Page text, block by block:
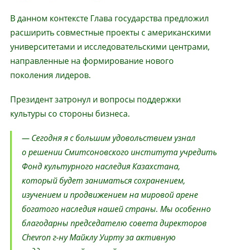
В данном контексте Глава государства предложил
расширить совместные проекты с американскими
университетами и исследовательскими центрами,
направленные на формирование нового
поколения лидеров.
Президент затронул и вопросы поддержки
культуры со стороны бизнеса.
— Сегодня я с большим удовольствием узнал
о решении Смитсоновского института учредить
Фонд культурного наследия Казахстана,
который будет заниматься сохранением,
изучением и продвижением на мировой арене
богатого наследия нашей страны. Мы особенно
благодарны председателю совета директоров
Chevron г-ну Майклу Уирту за активную